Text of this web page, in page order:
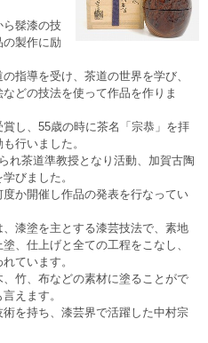
ら髹漆の技
の製作に励
指導を受け、茶道の世界を学び、
どの技法を使って作品を作りま
し、55歳の時に茶名「宗恭」を拝
行いました。
れ茶道準教授となり活動、加賀古陶
びました。
か開催し作品の発表を行なってい
漆塗を主とする漆芸技法で、素地
、仕上げと全ての工程をこなし、
ています。
竹、布などの素材に塗ることがで
えます。
を持ち、漆芸界で活躍した中村宗